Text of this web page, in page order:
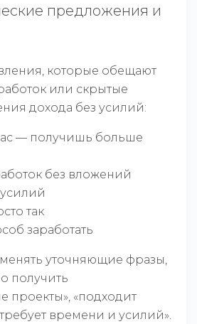
предложения и
которые обещают
или скрытые
дохода без усилий:
— получишь больше
без вложений
так
заработать
уточняющие фразы,
получить
проекты», «подходит
времени и усилий».